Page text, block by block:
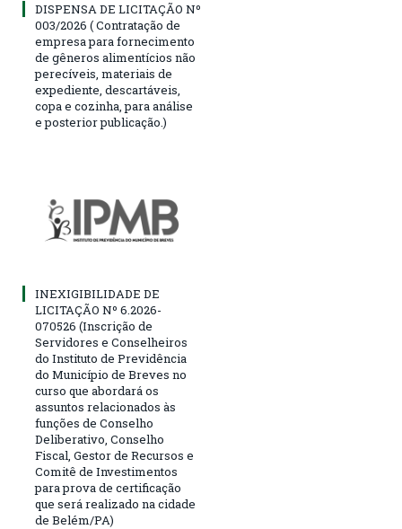
DISPENSA DE LICITAÇÃO Nº
003/2026 ( Contratação de
empresa para fornecimento
de gêneros alimentícios não
perecíveis, materiais de
expediente, descartáveis,
copa e cozinha, para análise
e posterior publicação.)
INEXIGIBILIDADE DE
LICITAÇÃO Nº 6.2026-
070526 (Inscrição de
Servidores e Conselheiros
do Instituto de Previdência
do Município de Breves no
curso que abordará os
assuntos relacionados às
funções de Conselho
Deliberativo, Conselho
Fiscal, Gestor de Recursos e
Comitê de Investimentos
para prova de certificação
que será realizado na cidade
de Belém/PA)